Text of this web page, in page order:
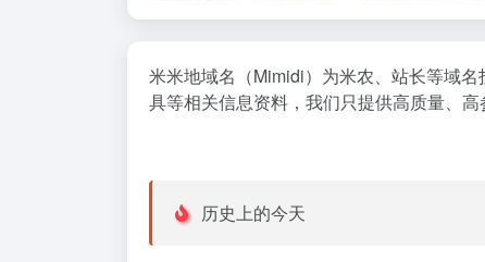
米米地域名（Mimidi）为米农、站长等域
具等相关信息资料，我们只提供高质量、高
历史上的今天